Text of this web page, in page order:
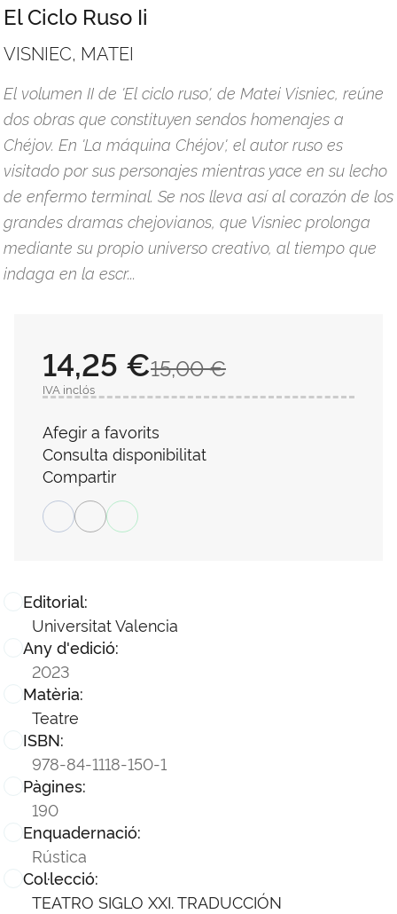
El Ciclo Ruso Ii
VISNIEC, MATEI
El volumen II de 'El ciclo ruso', de Matei Visniec, reúne
dos obras que constituyen sendos homenajes a
Chéjov. En 'La máquina Chéjov', el autor ruso es
visitado por sus personajes mientras yace en su lecho
de enfermo terminal. Se nos lleva así al corazón de los
grandes dramas chejovianos, que Visniec prolonga
mediante su propio universo creativo, al tiempo que
indaga en la escr...
Editorial:
Universitat Valencia
Any d'edició:
2023
Matèria:
Teatre
ISBN:
978-84-1118-150-1
Pàgines:
190
Enquadernació:
Rústica
Col·lecció:
TEATRO SIGLO XXI. TRADUCCIÓN
15,00 €
14,25 €
IVA inclós
Afegir a favorits
Consulta disponibilitat
Compartir